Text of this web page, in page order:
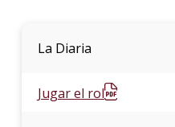
La Diaria
Jugar el rol